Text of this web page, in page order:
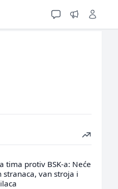
tima protiv BSK-a: Neće
van stroja i